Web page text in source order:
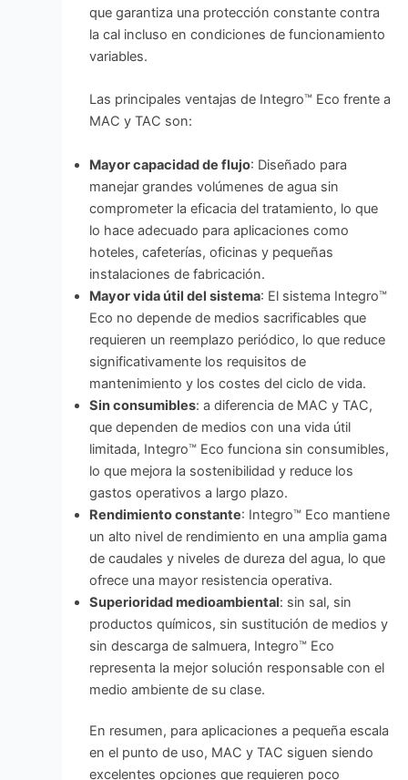
que garantiza una protección constante contra
la cal incluso en condiciones de funcionamiento
variables.
Las principales ventajas de Integro™ Eco frente a
MAC y TAC son:
Mayor capacidad de flujo: Diseñado para
manejar grandes volúmenes de agua sin
comprometer la eficacia del tratamiento, lo que
lo hace adecuado para aplicaciones como
hoteles, cafeterías, oficinas y pequeñas
instalaciones de fabricación.
Mayor vida útil del sistema: El sistema Integro™
Eco no depende de medios sacrificables que
requieren un reemplazo periódico, lo que reduce
significativamente los requisitos de
mantenimiento y los costes del ciclo de vida.
Sin consumibles: a diferencia de MAC y TAC,
que dependen de medios con una vida útil
limitada, Integro™ Eco funciona sin consumibles,
lo que mejora la sostenibilidad y reduce los
gastos operativos a largo plazo.
Rendimiento constante: Integro™ Eco mantiene
un alto nivel de rendimiento en una amplia gama
de caudales y niveles de dureza del agua, lo que
ofrece una mayor resistencia operativa.
Superioridad medioambiental: sin sal, sin
productos químicos, sin sustitución de medios y
sin descarga de salmuera, Integro™ Eco
representa la mejor solución responsable con el
medio ambiente de su clase.
En resumen, para aplicaciones a pequeña escala
en el punto de uso, MAC y TAC siguen siendo
excelentes opciones que requieren poco